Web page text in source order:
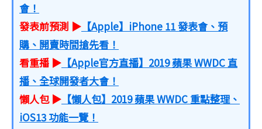
會！
發表前預測 ▶ 【Apple】iPhone 11 發表會、預
購、開賣時間搶先看！
看重播 ▶ 【Apple官方直播】2019 蘋果 WWDC 直
播、全球開發者大會！
懶人包 ▶ 【懶人包】2019 蘋果 WWDC 重點整理、
iOS13 功能一覽！